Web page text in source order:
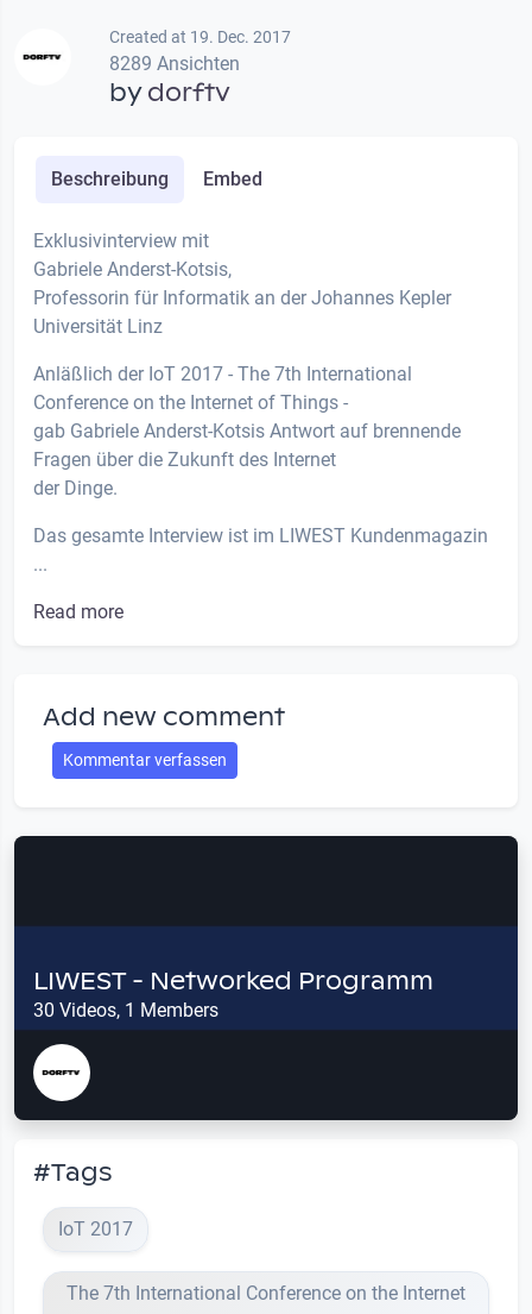
Created at 19. Dec. 2017
8289 Ansichten
bydorftv
Beschreibung Embed
Exklusivinterview mit
Gabriele Anderst-Kotsis,
Professorin für Informatik an der Johannes Kepler
Universität Linz
Anläßlich der IoT 2017 - The 7th International
Conference on the Internet of Things -
gab Gabriele Anderst-Kotsis Antwort auf brennende
Fragen über die Zukunft des Internet
der Dinge.
Das gesamte Interview ist im LIWEST Kundenmagazin
...
Read more
Add new comment
Kommentar verfassen
LIWEST - Networked Programm
30 Videos, 1 Members
#Tags
IoT 2017
The 7th International Conference on the Internet